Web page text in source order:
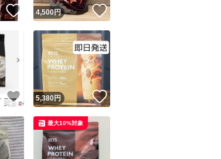
いいね！
4,500円 いいね！
いいね！
5,380円 いいね！
最大10%対象